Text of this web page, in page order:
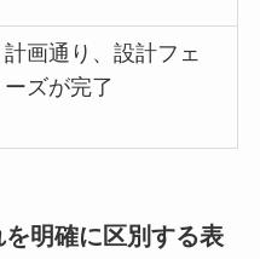
計画通り、設計フェ
ーズが完了
明確に区別する表